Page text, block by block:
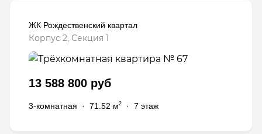
ЖК Рождественский квартал
Корпус 2, Секция 1
13 588 800 руб
3-комнатная · 71.52 м2 · 7 этаж